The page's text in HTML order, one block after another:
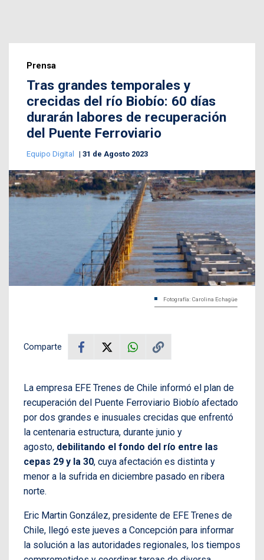
Prensa
Tras grandes temporales y
crecidas del río Biobío: 60 días
durarán labores de recuperación
del Puente Ferroviario
Equipo Digital 31 de Agosto 2023
Fotografía: Carolina Echagüe
Comparte
La empresa EFE Trenes de Chile informó el plan de
recuperación del Puente Ferroviario Biobío afectado
por dos grandes e inusuales crecidas que enfrentó
la centenaria estructura, durante junio y
agosto, debilitando el fondo del río entre las
cepas 29 y la 30, cuya afectación es distinta y
menor a la sufrida en diciembre pasado en ribera
norte.
Eric Martin González, presidente de EFE Trenes de
Chile, llegó este jueves a Concepción para informar
la solución a las autoridades regionales, los tiempos